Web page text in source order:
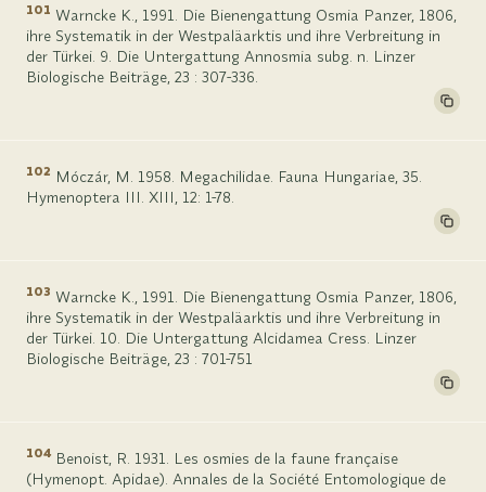
101 Warncke K., 1991. Die Bienengattung Osmia Panzer, 1806,
ihre Systematik in der Westpaläarktis und ihre Verbreitung in
der Türkei. 9. Die Untergattung Annosmia subg. n. Linzer
Biologische Beiträge, 23 : 307-336.
102 Móczár, M. 1958. Megachilidae. Fauna Hungariae, 35.
Hymenoptera III. XIII, 12: 1-78.
103 Warncke K., 1991. Die Bienengattung Osmia Panzer, 1806,
ihre Systematik in der Westpaläarktis und ihre Verbreitung in
der Türkei. 10. Die Untergattung Alcidamea Cress. Linzer
Biologische Beiträge, 23 : 701-751
104 Benoist, R. 1931. Les osmies de la faune française
(Hymenopt. Apidae). Annales de la Société Entomologique de